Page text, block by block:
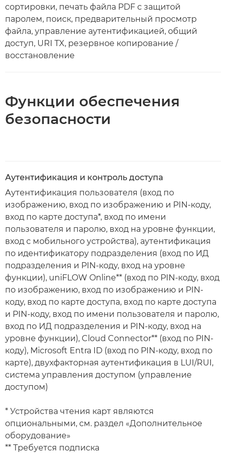
сортировки, печать файла PDF с защитой
паролем, поиск, предварительный просмотр
файла, управление аутентификацией, общий
доступ, URI TX, резервное копирование /
восстановление
Функции обеспечения
безопасности
Аутентификация и контроль доступа
Аутентификация пользователя (вход по
изображению, вход по изображению и PIN-коду,
вход по карте доступа*, вход по имени
пользователя и паролю, вход на уровне функции,
вход с мобильного устройства), аутентификация
по идентификатору подразделения (вход по ИД
подразделения и PIN-коду, вход на уровне
функции), uniFLOW Online** (вход по PIN-коду, вход
по изображению, вход по изображению и PIN-
коду, вход по карте доступа, вход по карте доступа
и PIN-коду, вход по имени пользователя и паролю,
вход по ИД подразделения и PIN-коду, вход на
уровне функции), Cloud Connector** (вход по PIN-
коду), Microsoft Entra ID (вход по PIN-коду, вход по
карте), двухфакторная аутентификация в LUI/RUI,
система управления доступом (управление
доступом)
* Устройства чтения карт являются
опциональными, см. раздел «Дополнительное
оборудование»
** Требуется подписка